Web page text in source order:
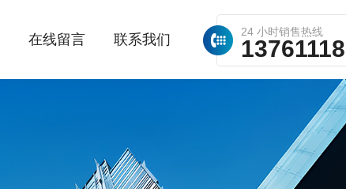
24 小时销售热线
在线留言 联系我们